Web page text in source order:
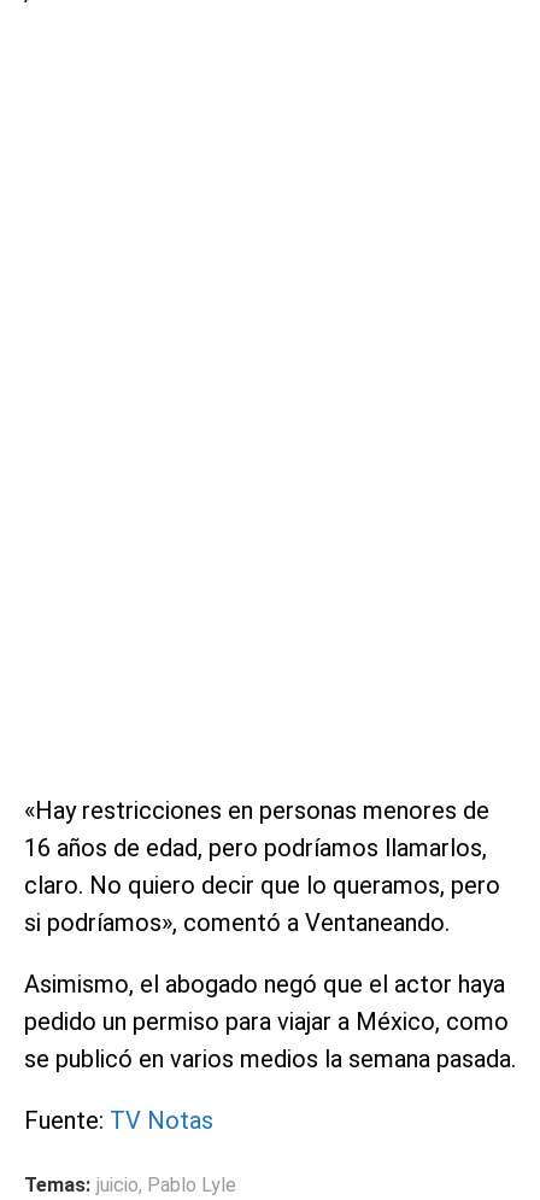
«Hay restricciones en personas menores de
16 años de edad, pero podríamos llamarlos,
claro. No quiero decir que lo queramos, pero
si podríamos», comentó a Ventaneando.
Asimismo, el abogado negó que el actor haya
pedido un permiso para viajar a México, como
se publicó en varios medios la semana pasada.
Fuente: TV Notas
Temas: juicio, Pablo Lyle